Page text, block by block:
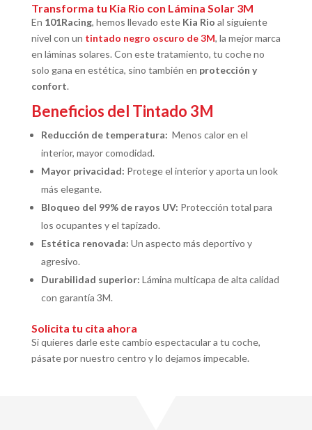
Transforma tu Kia Rio con Lámina Solar 3M
En 101Racing, hemos llevado este Kia Rio al siguiente
nivel con un tintado negro oscuro de 3M, la mejor marca
en láminas solares. Con este tratamiento, tu coche no
solo gana en estética, sino también en protección y
confort.
Beneficios del Tintado 3M
Reducción de temperatura: Menos calor en el
interior, mayor comodidad.
Mayor privacidad: Protege el interior y aporta un look
más elegante.
Bloqueo del 99% de rayos UV: Protección total para
los ocupantes y el tapizado.
Estética renovada: Un aspecto más deportivo y
agresivo.
Durabilidad superior: Lámina multicapa de alta calidad
con garantía 3M.
Solicita tu cita ahora
Si quieres darle este cambio espectacular a tu coche,
pásate por nuestro centro y lo dejamos impecable.